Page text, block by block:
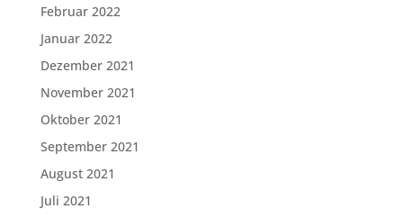
Februar 2022
Januar 2022
Dezember 2021
November 2021
Oktober 2021
September 2021
August 2021
Juli 2021